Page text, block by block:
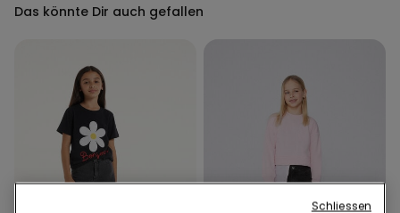
Das könnte Dir auch gefallen
Schliessen